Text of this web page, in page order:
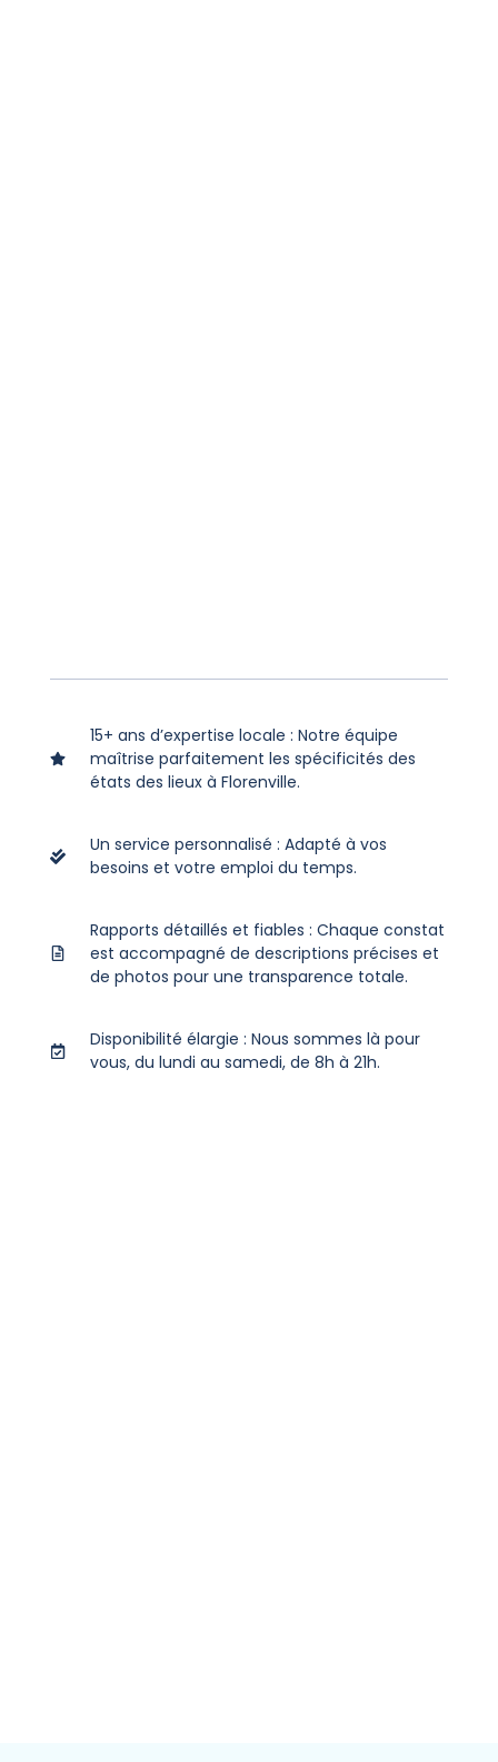
15+ ans d’expertise locale : Notre équipe
maîtrise parfaitement les spécificités des
états des lieux à Florenville.
Un service personnalisé : Adapté à vos
besoins et votre emploi du temps.
Rapports détaillés et fiables : Chaque constat
est accompagné de descriptions précises et
de photos pour une transparence totale.
Disponibilité élargie : Nous sommes là pour
vous, du lundi au samedi, de 8h à 21h.